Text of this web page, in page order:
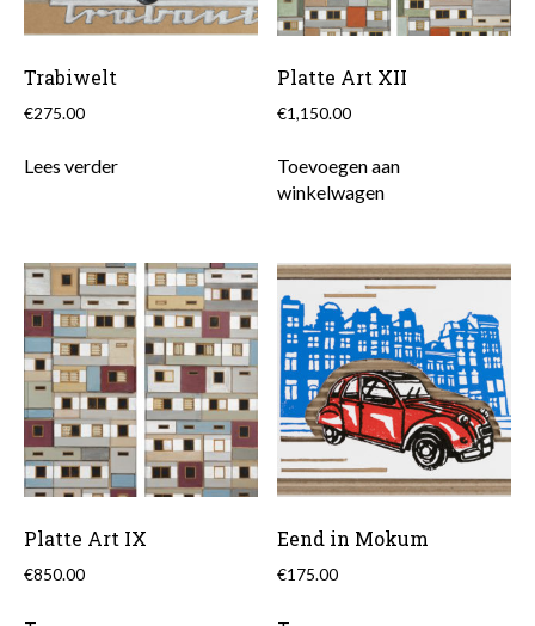
Trabiwelt
€275.00
Lees verder
Platte Art XII
€1,150.00
Toevoegen aan
winkelwagen
Platte Art IX
€850.00
Eend in Mokum
€175.00